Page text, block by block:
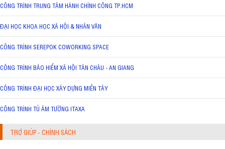
CÔNG TRÌNH TRUNG TÂM HÀNH CHÍNH CÔNG TP.HCM
ĐẠI HỌC KHOA HỌC XÃ HỘI & NHÂN VĂN
CÔNG TRÌNH SEREPOK COWORKING SPACE
CÔNG TRÌNH BẢO HIỂM XÃ HỘI TÂN CHÂU - AN GIANG
CÔNG TRÌNH ĐẠI HỌC XÂY DỰNG MIỀN TÂY
CÔNG TRÌNH TỦ ÂM TƯỜNG ITAXA
TRỢ GIÚP - CHÍNH SÁCH